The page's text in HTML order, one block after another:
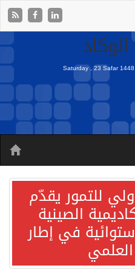
Saturday , 23 Safar
للتمور يقدّم
الصينية
في إطار